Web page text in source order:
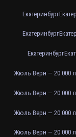
Екатеринбург
Екатеринбург
Екатеринбург
Жюль Верн — 20 000
Жюль Верн — 20 000
Жюль Верн — 20 000
Жюль Верн — 20 000